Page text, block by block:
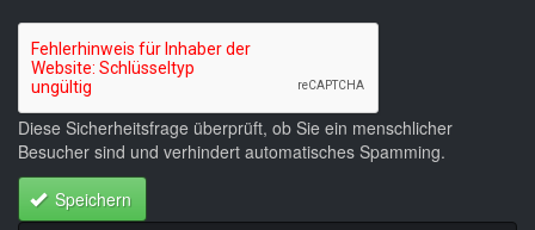
Diese Sicherheitsfrage überprüft, ob Sie ein menschlicher
Besucher sind und verhindert automatisches Spamming.
Speichern